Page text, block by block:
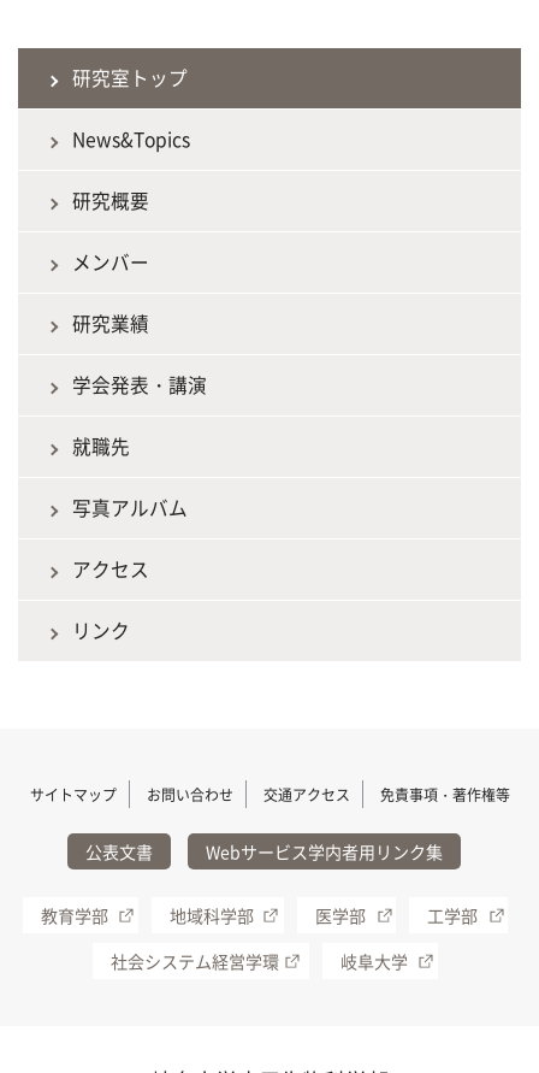
研究室トップ
News&Topics
研究概要
メンバー
研究業績
学会発表・講演
就職先
写真アルバム
アクセス
リンク
サイトマップ お問い合わせ 交通アクセス 免責事項・著作権等
公表文書 Webサービス学内者用リンク集
教育学部 地域科学部 医学部
工学部
社会システム経営学環
岐阜大学